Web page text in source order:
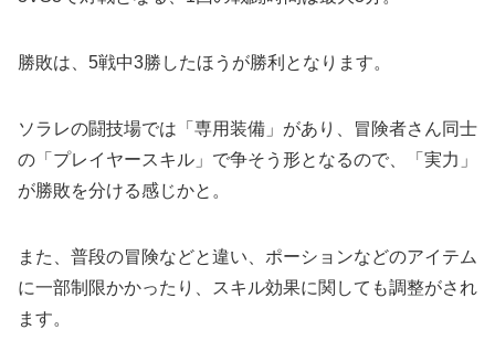
勝敗は、5戦中3勝したほうが勝利となります。
ソラレの闘技場では「専用装備」があり、冒険者さん同士
の「プレイヤースキル」で争そう形となるので、「実力」
が勝敗を分ける感じかと。
また、普段の冒険などと違い、ポーションなどのアイテム
に一部制限かかったり、スキル効果に関しても調整がされ
ます。